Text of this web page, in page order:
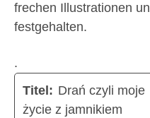
frechen Illustrationen
festgehalten.
.
Titel: Drań czyli moje
życie z jamnikiem